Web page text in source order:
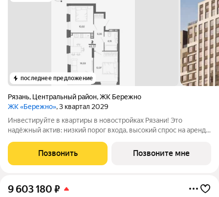
последнее предложение
Рязань, Центральный район,ЖК Бережно
ЖК «Бережно», 3 квартал 2029
Инвестируйте в квартиры в новостройках Рязани! Это
надёжный актив: низкий порог входа, высокий спрос на аренду
Жилой квартал «Бережно» это проект класса Бизнес,
созданный с уважением к городу и
Позвонить Позвоните мне
9 603 180 ₽